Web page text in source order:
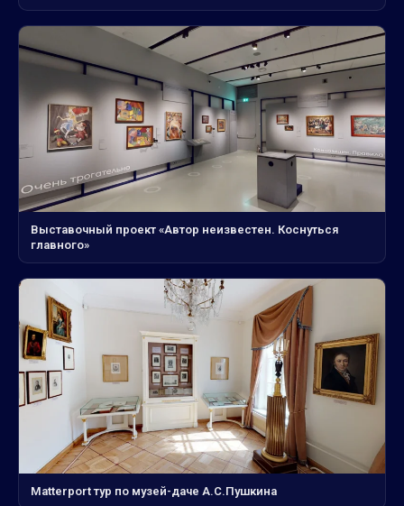
Выставочный проект «Автор неизвестен. Коснуться
главного»
Matterport тур по музей-даче А.С.Пушкина